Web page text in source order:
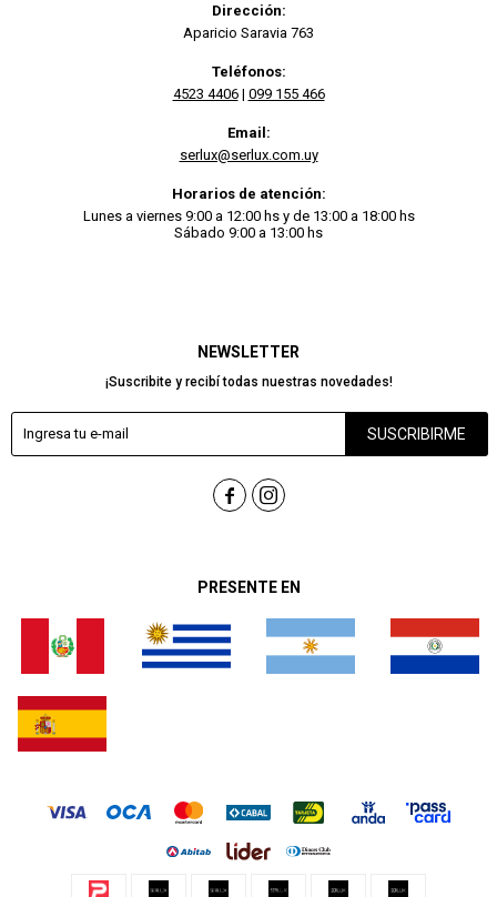
PRESENTE EN
NEWSLETTER
¡Suscribite y recibí todas nuestras novedades!
SUSCRIBIRME
 
Dirección:
Aparicio Saravia 763
Teléfonos:
4523 4406| 099 155 466
Email:
serlux@serlux.com.uy
Horarios de atención:
Lunes a viernes 9:00 a 12:00 hs y de 13:00 a 18:00 hs
Sábado 9:00 a 13:00 hs